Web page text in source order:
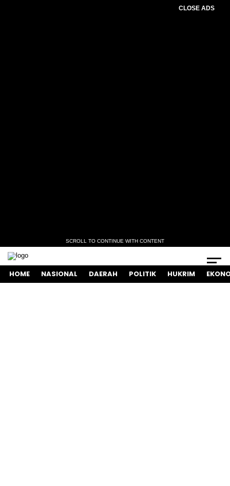
CLOSE ADS
SCROLL TO CONTINUE WITH CONTENT
HOME NASIONAL DAERAH POLITIK HUKRIM